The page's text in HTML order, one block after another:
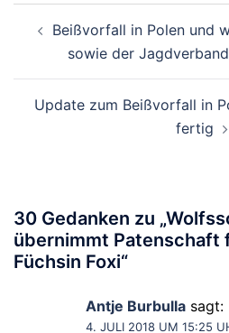
Beißvorfall in Polen und
sowie der
Update zum Beißvorfall in
fertig
30 Gedanken zu „
übernimmt Patenschaft
Füchsin Foxi“
Antje Burbulla sagt:
4. JULI 2018 UM 15:25